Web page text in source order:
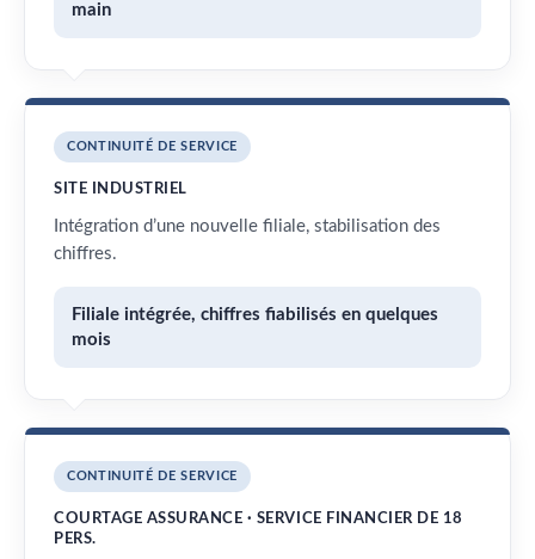
main
CONTINUITÉ DE SERVICE
SITE INDUSTRIEL
Intégration d’une nouvelle filiale, stabilisation des
chiffres.
Filiale intégrée, chiffres fiabilisés en quelques
mois
CONTINUITÉ DE SERVICE
COURTAGE ASSURANCE · SERVICE FINANCIER DE 18
PERS.